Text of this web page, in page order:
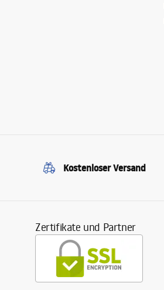
Kostenloser Versand
Zertifikate und Partner